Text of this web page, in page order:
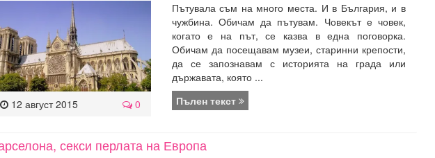
12 август 2015 0
Пътувала съм на много места. И в България, и в
чужбина. Обичам да пътувам. Човекът е човек,
когато е на път, се казва в една поговорка.
Обичам да посещавам музеи, старинни крепости,
да се запознавам с историята на града или
държавата, която ...
Пълен текст
секси перлата на Европа